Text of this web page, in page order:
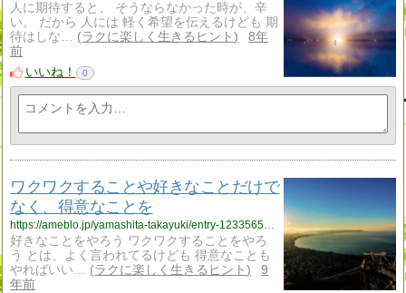
人に期待すると、 そうならなかった時が、辛
い。 だから 人には 軽く希望を伝えるけども 期
待はしな…
ラクに楽しく生きるヒント
8年
前
いいね！
0
ワクワクすることや好きなことだけで
なく、得意なことを
https://ameblo.jp/yamashita-takayuki/entry-12335654795.html
好きなことをやろう ワクワクすることをやろ
う とは、よく言われてるけども 得意なことも
やればいい…
ラクに楽しく生きるヒント
9
年前